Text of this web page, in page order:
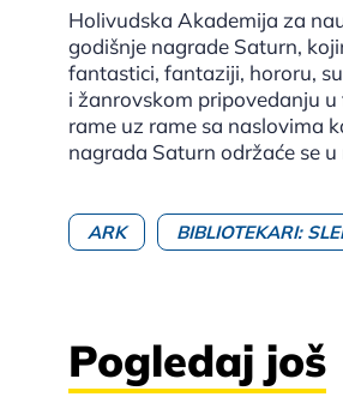
Holivudska Akademija za
godišnje nagrade Saturn,
fantastici, fantaziji, hororu,
i žanrovskom pripovedanju
rame uz rame sa naslovima
nagrada Saturn održaće se
ARK BIBLIOTEKARI:
Pogledaj još